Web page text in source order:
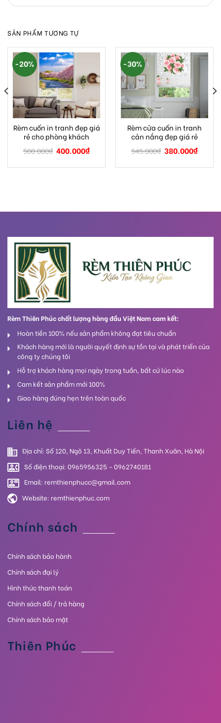
SẢN PHẨM TƯƠNG TỰ
-20%
Rèm cuốn in tranh đẹp giá
rẻ cho phòng khách
500.000₫ 400.000₫
-30%
Rèm cửa cuốn in tranh
cản nắng đẹp giá rẻ
545.000₫ 380.000₫
Rèm Thiên Phúc chất lượng hàng đầu Việt Nam cam kết:
Hoàn tiền 100% nếu sản phẩm không đạt tiêu chuẩn
Khách hàng mới là người quyết định sự tồn tại và phát triển của
công ty chúng tôi
Hỗ trợ khách hàng mọi ngày trong tuần, bất cứ lúc nào
Cam kết sản phẩm mới 100%
Giao hàng đúng hẹn trên toàn quốc
Liên hệ
Địa chỉ: Số 120, Ngõ 13, Khuất Duy Tiến, Thanh Xuân, Hà Nội
Số điện thoại: 0965956325 – 0962740181
Email: remthienphucc@gmail.com
Website: remthienphuc.com
Chính sách
Chính sách bảo hành
Chính sách đại lý
Hình thức thanh toán
Chính sách đổi / trả hàng
Chính sách bảo mật
Thiên Phúc